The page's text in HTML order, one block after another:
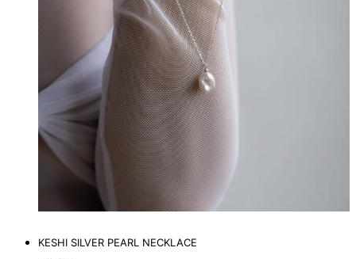
KESHI SILVER PEARL NECKLACE